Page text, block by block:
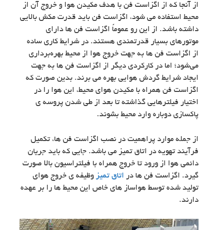
از آنجا که از اگزاست فن با هدف مکیدن هوا و خروج آن از
محیط استفاده می شود، اگزاست فن باید قدرت مکش بالایی
داشته باشد. از این رو عموماً اگزاست فن ها دارای
موتورهای بسیار قدرتمندی هستند. در شرایط کاری ساده
از اگزاست فن ها به جهت خروج هوا از محیط بهره‌برداری
می‌شود؛ اما در کارکردی دیگر از اگزاست فن ها به جهت
ایجاد شرایط گردش هوایی بهره می برند. بدین صورت که
اگزاست فن همراه با مکیدن هوای محیط، این هوا را در
اختیار فیلترهایی گذاشته تا بعد از طی شدن پروسه ی
پاکسازی دوباره وارد محیط بشوند.
از جمله موارد پراهمیت در نصب اگزاست فن ها، تکمیل
فرآیند تهویه در اتاق تمیز می باشد. جایی که باید جریان
دائمی هوا از ورود تا خروج همراه با فیلتراسیون بالا صورت
گیرد. اگزاست فن ها در اتاق تمیز وظیفه ی خروج هوای
تولید شده توسط هواساز های خاص این محیط ها را بر عهده
دارند.